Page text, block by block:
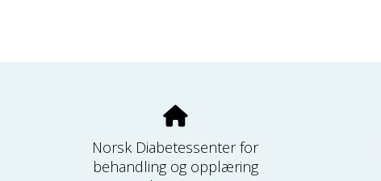
Norsk Diabetessenter for
behandling og opplæring